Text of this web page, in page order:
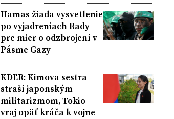
Hamas žiada vysvetlenie
po vyjadreniach Rady
pre mier o odzbrojení v
Pásme Gazy
KDĽR: Kimova sestra
straší japonským
militarizmom, Tokio
vraj opäť kráča k vojne